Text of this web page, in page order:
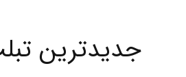
جدیدترین تبلت نوکیا 14